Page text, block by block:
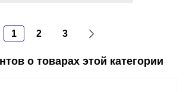
1 2 3
о товарах этой категории